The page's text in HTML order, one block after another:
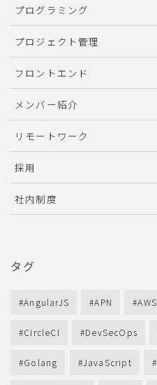
プログラミング
プロジェクト管理
フロントエンド
メンバー紹介
リモートワーク
採用
社内制度
タグ
AngularJS APN AWS
CircleCI DevSecOps
Golang JavaScript